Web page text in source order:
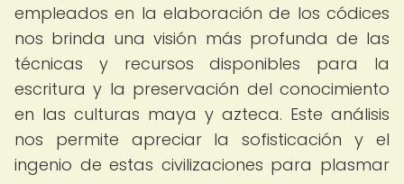
empleados en la elaboración de los códices
nos brinda una visión más profunda de las
técnicas y recursos disponibles para la
escritura y la preservación del conocimiento
en las culturas maya y azteca. Este análisis
nos permite apreciar la sofisticación y el
ingenio de estas civilizaciones para plasmar